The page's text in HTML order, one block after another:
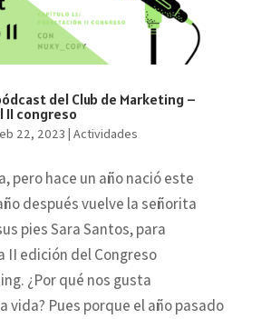
del Club de Marketing –
II congreso
22, 2023 | Actividades
pero hace un año nació este
después vuelve la señorita
pies Sara Santos, para
II edición del Congreso
¿Por qué nos gusta
vida? Pues porque el año pasado